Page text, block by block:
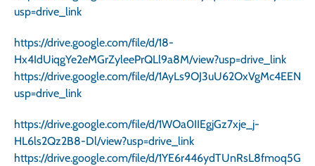
usp=drive_link
https://drive.google.com/file/d/18-
Hx4IdUiqgYe2eMGrZyleePrQLl9a8M/view?usp=drive_link
https://drive.google.com/file/d/
usp=drive_link
https://drive.google.com/file/d/1WOa0IIEgjGz7xje_j-
HL6ls2Qz2B8-Dl/view?usp=drive_link
https://drive.google.com/file/d/